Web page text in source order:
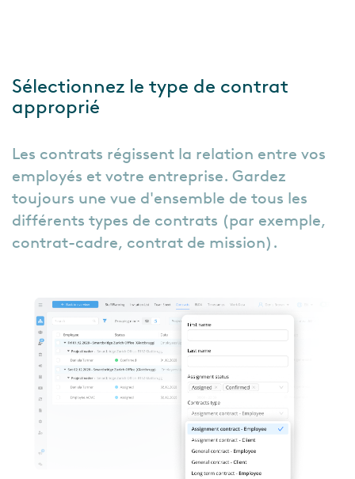
Sélectionnez le type de contrat
approprié
Les contrats régissent la relation entre vos
employés et votre entreprise. Gardez
toujours une vue d'ensemble de tous les
différents types de contrats (par exemple,
contrat-cadre, contrat de mission).